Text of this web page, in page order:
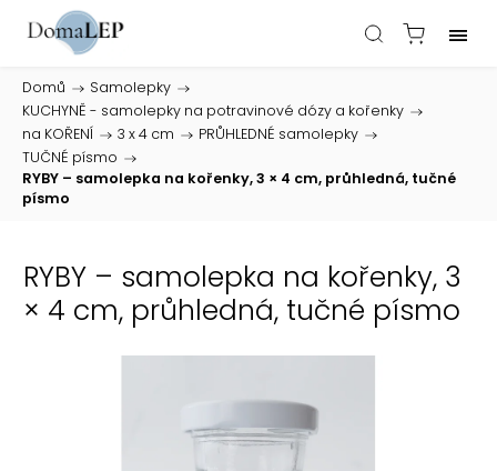
Domů / Samolepky /
KUCHYNĚ - samolepky na potravinové dózy a kořenky /
na KOŘENÍ / 3 x 4 cm / PRŮHLEDNÉ samolepky /
TUČNÉ písmo /
RYBY – samolepka na kořenky, 3 × 4 cm, průhledná, tučné
písmo
RYBY – samolepka na kořenky, 3
× 4 cm, průhledná, tučné písmo